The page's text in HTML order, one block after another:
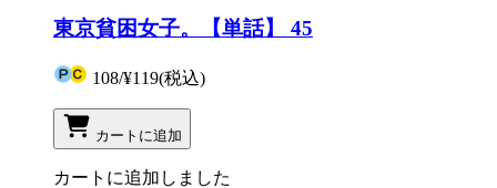
東京貧困女子。【単話】 45
108/¥119(税込)
カートに追加
カートに追加しました